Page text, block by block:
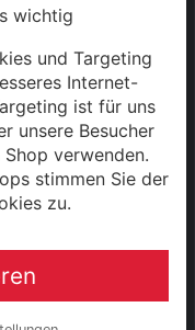
wichtig
und Targeting
Internet-
ist für uns
unsere Besucher
verwenden.
stimmen Sie der
zu.